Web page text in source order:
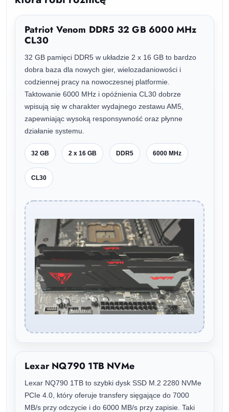
Patriot Venom DDR5 32 GB 6000 MHz
CL30
32 GB pamięci DDR5 w układzie 2 x 16 GB to bardzo
dobra baza dla nowych gier, wielozadaniowości i
codziennej pracy na nowoczesnej platformie.
Taktowanie 6000 MHz i opóźnienia CL30 dobrze
wpisują się w charakter wydajnego zestawu AM5,
zapewniając wysoką responsywność oraz płynne
działanie systemu.
32 GB 2 x 16 GB DDR5 6000 MHz
CL30
Lexar NQ790 1TB NVMe
Lexar NQ790 1TB to szybki dysk SSD M.2 2280 NVMe
PCIe 4.0, który oferuje transfery sięgające do 7000
MB/s przy odczycie i do 6000 MB/s przy zapisie. Taki